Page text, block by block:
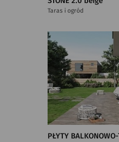
Taras i ogród
PŁYTY